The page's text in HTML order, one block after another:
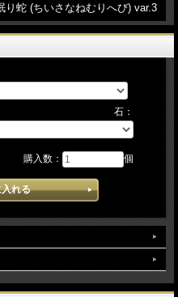
蛇 (ちいさなねむりへび) var.3
石：
購入数： 個